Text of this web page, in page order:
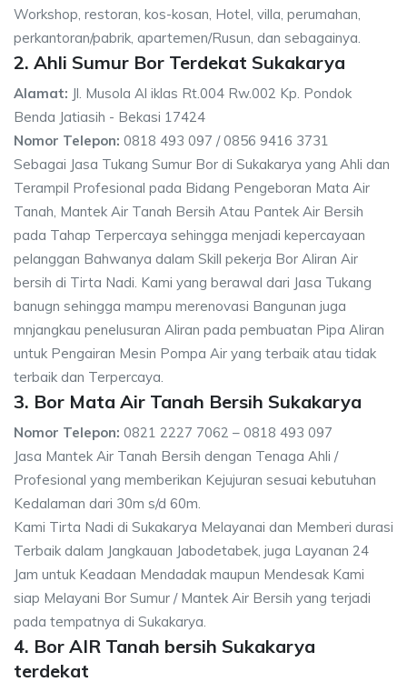
Workshop, restoran, kos-kosan, Hotel, villa, perumahan,
perkantoran/pabrik, apartemen/Rusun, dan sebagainya.
2. Ahli Sumur Bor Terdekat Sukakarya
Alamat: Jl. Musola Al iklas Rt.004 Rw.002 Kp. Pondok
Benda Jatiasih - Bekasi 17424
Nomor Telepon: 0818 493 097 / 0856 9416 3731
Sebagai Jasa Tukang Sumur Bor di Sukakarya yang Ahli dan
Terampil Profesional pada Bidang Pengeboran Mata Air
Tanah, Mantek Air Tanah Bersih Atau Pantek Air Bersih
pada Tahap Terpercaya sehingga menjadi kepercayaan
pelanggan Bahwanya dalam Skill pekerja Bor Aliran Air
bersih di Tirta Nadi. Kami yang berawal dari Jasa Tukang
banugn sehingga mampu merenovasi Bangunan juga
mnjangkau penelusuran Aliran pada pembuatan Pipa Aliran
untuk Pengairan Mesin Pompa Air yang terbaik atau tidak
terbaik dan Terpercaya.
3. Bor Mata Air Tanah Bersih Sukakarya
Nomor Telepon: 0821 2227 7062 – 0818 493 097
Jasa Mantek Air Tanah Bersih dengan Tenaga Ahli /
Profesional yang memberikan Kejujuran sesuai kebutuhan
Kedalaman dari 30m s/d 60m.
Kami Tirta Nadi di Sukakarya Melayanai dan Memberi durasi
Terbaik dalam Jangkauan Jabodetabek, juga Layanan 24
Jam untuk Keadaan Mendadak maupun Mendesak Kami
siap Melayani Bor Sumur / Mantek Air Bersih yang terjadi
pada tempatnya di Sukakarya.
4. Bor AIR Tanah bersih Sukakarya
terdekat